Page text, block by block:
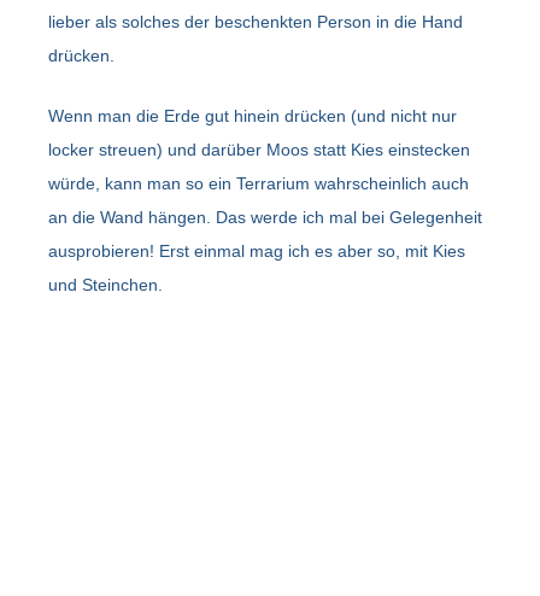
lieber als solches der beschenkten Person in die Hand
drücken.
Wenn man die Erde gut hinein drücken (und nicht nur
locker streuen) und darüber Moos statt Kies einstecken
würde, kann man so ein Terrarium wahrscheinlich auch
an die Wand hängen. Das werde ich mal bei Gelegenheit
ausprobieren! Erst einmal mag ich es aber so, mit Kies
und Steinchen.